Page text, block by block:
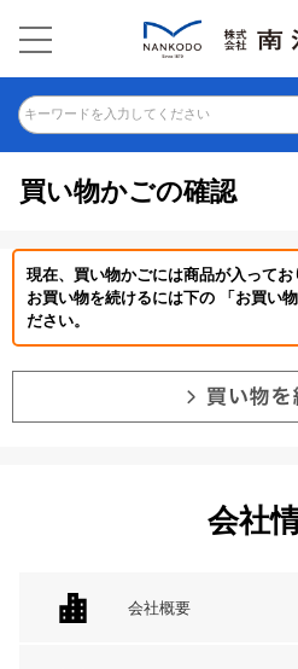
キーワードを入力してください
買い物かごの確認
現在、買い物かごには商品が入ってお
お買い物を続けるには下の 「お買い
ださい。
会社
会社概要